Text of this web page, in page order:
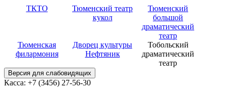
ТКТО
Тюменский театр
кукол
Тюменский
большой
драматический
театр
Тюменская
филармония
Дворец культуры
Нефтяник
Тобольский
драматический
театр
Версия для слабовидящих
Касса: +7 (3456) 27-56-30